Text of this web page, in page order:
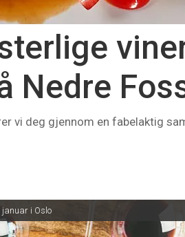
Nedre
vi deg gjennom en fabelaktig
i Oslo